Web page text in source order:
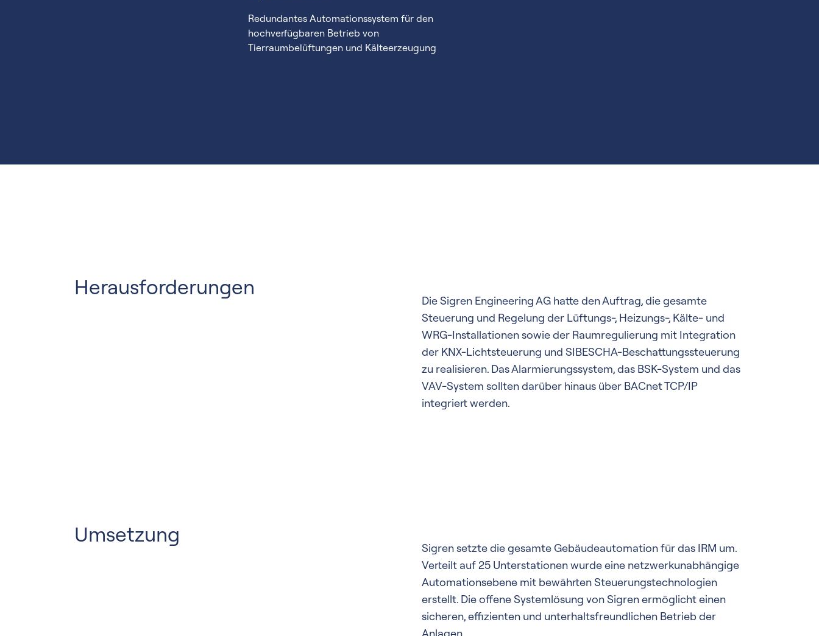
Redundantes Automationssystem für den
hochverfügbaren Betrieb von
Tierraumbelüftungen und Kälteerzeugung
Herausforderungen
Die Sigren Engineering AG hatte den Auftrag, die gesamte
Steuerung und Regelung der Lüftungs-, Heizungs-, Kälte- und
WRG-Installationen sowie der Raumregulierung mit Integration
der KNX-Lichtsteuerung und SIBESCHA-Beschattungssteuerung
zu realisieren. Das Alarmierungssystem, das BSK-System und das
VAV-System sollten darüber hinaus über BACnet TCP/IP
integriert werden.
Umsetzung
Sigren setzte die gesamte Gebäudeautomation für das IRM um.
Verteilt auf 25 Unterstationen wurde eine netzwerkunabhängige
Automationsebene mit bewährten Steuerungstechnologien
erstellt. Die offene Systemlösung von Sigren ermöglicht einen
sicheren, effizienten und unterhaltsfreundlichen Betrieb der